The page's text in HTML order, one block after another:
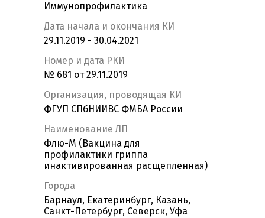
Иммунопрофилактика
Дата начала и окончания КИ
29.11.2019 - 30.04.2021
Номер и дата РКИ
№ 681 от 29.11.2019
Организация, проводящая КИ
ФГУП СПбНИИВС ФМБА России
Наименование ЛП
Флю-М (Вакцина для
профилактики гриппа
инактивированная расщепленная)
Города
Барнаул, Екатеринбург, Казань,
Санкт-Петербург, Северск, Уфа